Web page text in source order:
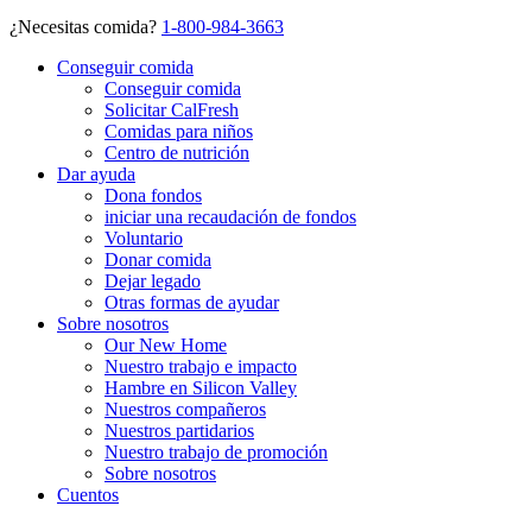
¿Necesitas comida? 1-800-984-3663
Conseguir comida
Conseguir comida
Solicitar CalFresh
Comidas para niños
Centro de nutrición
Dar ayuda
Dona fondos
iniciar una recaudación de fondos
Voluntario
Donar comida
Dejar legado
Otras formas de ayudar
Sobre nosotros
Our New Home
Nuestro trabajo e impacto
Hambre en Silicon Valley
Nuestros compañeros
Nuestros partidarios
Nuestro trabajo de promoción
Sobre nosotros
Cuentos